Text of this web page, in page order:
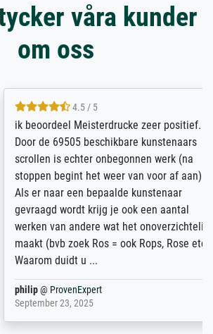
våra kunder
om oss
4.5 / 5
Meisterdrucke zeer positief.
beschikbare kunstenaars
echter onbegonnen werk (na
het weer van voor af aan).
een bepaalde kunstenaar
wordt krijg je ook een aantal
andere wat het onoverzichtelijk
zoek Ros = ook Rops, Rose etc).
u ...
23, 2025